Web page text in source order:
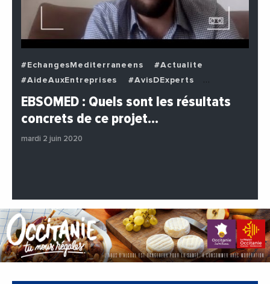
#EchangesMediterraneens
#Actualite
#AideAuxEntreprises
#AvisDExperts
#BuzzNews
#Decideurs
#Entreprises
#Institutions
EBSOMED : Quels sont les résultats
concrets de ce projet…
mardi 2 juin 2020